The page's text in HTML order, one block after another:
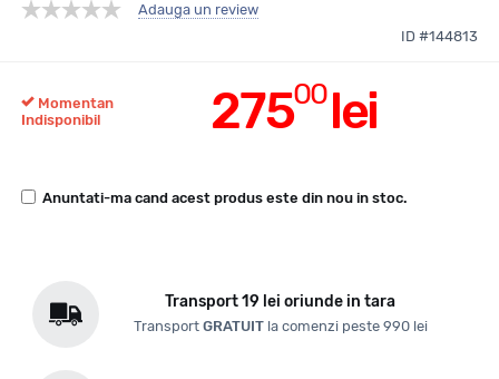
Adauga un review
ID #144813
27500lei
Momentan
Indisponibil
Anuntati-ma cand acest produs este din nou in stoc.
Transport 19 lei oriunde in tara
Transport GRATUITla comenzi peste 990 lei